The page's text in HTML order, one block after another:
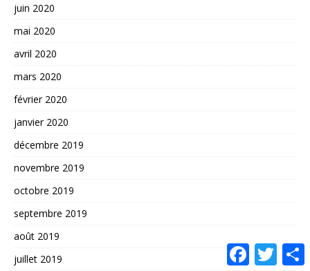
juin 2020
mai 2020
avril 2020
mars 2020
février 2020
janvier 2020
décembre 2019
novembre 2019
octobre 2019
septembre 2019
août 2019
juillet 2019
T